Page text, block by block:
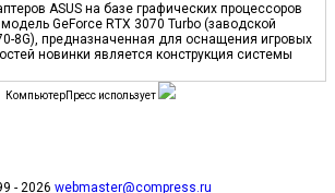
ASUS на базе графических процессоров
GeForce RTX 3070 Turbo (заводской
8G), предназначенная для оснащения игровых
новинки является конструкция системы
КомпьютерПресс использует
- 2026 webmaster@compress.ru